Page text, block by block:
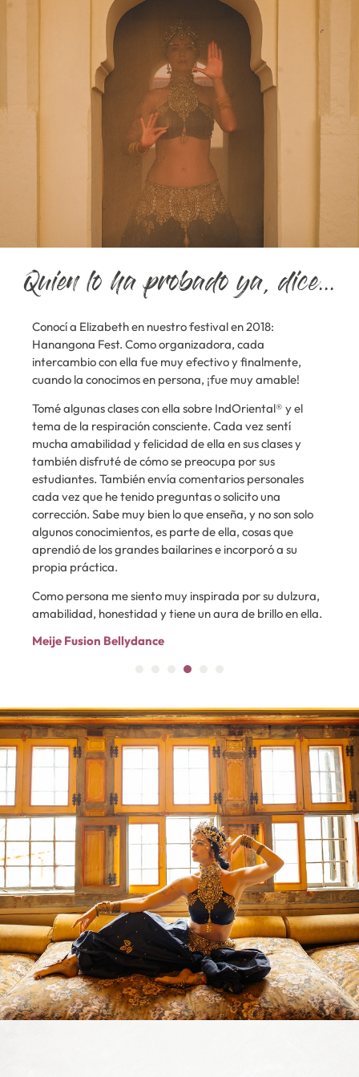
Quien lo ha probado ya, dice...
Conocí a Elizabeth en nuestro festival en 2018:
Hanangona Fest. Como organizadora, cada
intercambio con ella fue muy efectivo y finalmente,
cuando la conocimos en persona, ¡fue muy amable!
Tomé algunas clases con ella sobre IndOriental® y el
tema de la respiración consciente. Cada vez sentí
mucha amabilidad y felicidad de ella en sus clases y
también disfruté de cómo se preocupa por sus
estudiantes. También envía comentarios personales
cada vez que he tenido preguntas o solicito una
corrección. Sabe muy bien lo que enseña, y no son solo
algunos conocimientos, es parte de ella, cosas que
aprendió de los grandes bailarines e incorporó a su
propia práctica.
Como persona me siento muy inspirada por su dulzura,
amabilidad, honestidad y tiene un aura de brillo en ella.
Meije Fusion Bellydance